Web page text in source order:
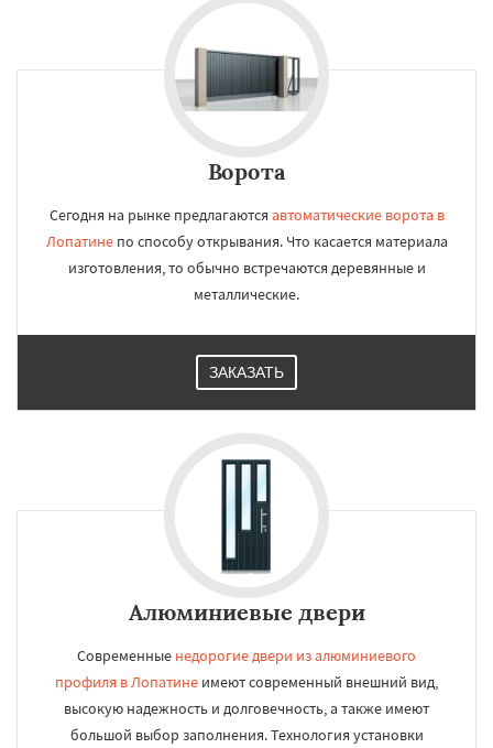
Ворота
Сегодня на рынке предлагаются автоматические ворота в
Лопатинепо способу открывания. Что касается материала
изготовления, то обычно встречаются деревянные и
металлические.
ЗАКАЗАТЬ
Алюминиевые двери
Современные недорогие двери из алюминиевого
профиля в Лопатине имеют современный внешний вид,
высокую надежность и долговечность, а также имеют
большой выбор заполнения. Технология установки